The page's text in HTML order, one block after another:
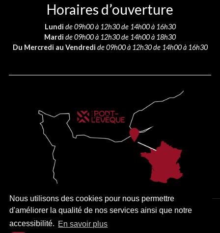
Nous utilisons des cookies pour nous permettre
d'améliorer la qualité de nos services ainsi que notre
accessibilité. En savoir plus
Horaires d’ouverture
Lundi de 09h00 à 12h30 de 14h00 à 16h30
Mardi de 09h00 à 12h30 de 14h00 à 18h30
Du Mercredi au Vendredi de 09h00 à 12h30 de 14h00 à 16h30
PLAN DU SITE MENTIONS LÉGALES ACCESSIBILITÉ